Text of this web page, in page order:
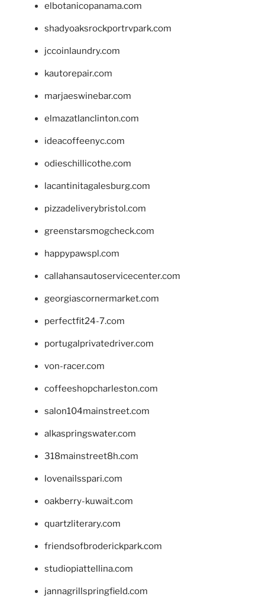
elbotanicopanama.com
shadyoaksrockportrvpark.com
jccoinlaundry.com
kautorepair.com
marjaeswinebar.com
elmazatlanclinton.com
ideacoffeenyc.com
odieschillicothe.com
lacantinitagalesburg.com
pizzadeliverybristol.com
greenstarsmogcheck.com
happypawspl.com
callahansautoservicecenter.com
georgiascornermarket.com
perfectfit24-7.com
portugalprivatedriver.com
von-racer.com
coffeeshopcharleston.com
salon104mainstreet.com
alkaspringswater.com
318mainstreet8h.com
lovenailsspari.com
oakberry-kuwait.com
quartzliterary.com
friendsofbroderickpark.com
studiopiattellina.com
jannagrillspringfield.com